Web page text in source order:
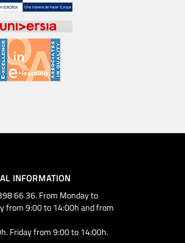
INFORMATION
66 36. From Monday to
from 9:00 to 14:00h and from
Friday from 9:00 to 14:00h.